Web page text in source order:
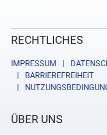
RECHTLICHES
IMPRESSUM |
| BARRIEREFREIHEIT
|
ÜBER UNS